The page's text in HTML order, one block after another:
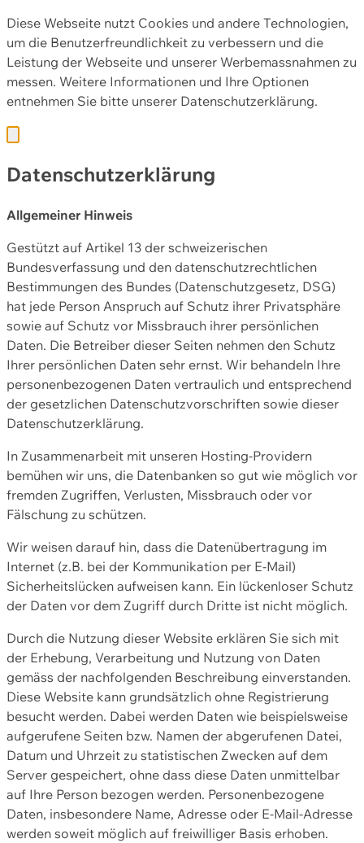
Diese Webseite nutzt Cookies und andere Technologien,
um die Benutzerfreundlichkeit zu verbessern und die
Leistung der Webseite und unserer Werbemassnahmen zu
messen. Weitere Informationen und Ihre Optionen
entnehmen Sie bitte unserer Datenschutzerklärung.
Datenschutzerklärung
Allgemeiner Hinweis
Gestützt auf Artikel 13 der schweizerischen
Bundesverfassung und den datenschutzrechtlichen
Bestimmungen des Bundes (Datenschutzgesetz, DSG)
hat jede Person Anspruch auf Schutz ihrer Privatsphäre
sowie auf Schutz vor Missbrauch ihrer persönlichen
Daten. Die Betreiber dieser Seiten nehmen den Schutz
Ihrer persönlichen Daten sehr ernst. Wir behandeln Ihre
personenbezogenen Daten vertraulich und entsprechend
der gesetzlichen Datenschutzvorschriften sowie dieser
Datenschutzerklärung.
In Zusammenarbeit mit unseren Hosting-Providern
bemühen wir uns, die Datenbanken so gut wie möglich vor
fremden Zugriffen, Verlusten, Missbrauch oder vor
Fälschung zu schützen.
Wir weisen darauf hin, dass die Datenübertragung im
Internet (z.B. bei der Kommunikation per E-Mail)
Sicherheitslücken aufweisen kann. Ein lückenloser Schutz
der Daten vor dem Zugriff durch Dritte ist nicht möglich.
Durch die Nutzung dieser Website erklären Sie sich mit
der Erhebung, Verarbeitung und Nutzung von Daten
gemäss der nachfolgenden Beschreibung einverstanden.
Diese Website kann grundsätzlich ohne Registrierung
besucht werden. Dabei werden Daten wie beispielsweise
aufgerufene Seiten bzw. Namen der abgerufenen Datei,
Datum und Uhrzeit zu statistischen Zwecken auf dem
Server gespeichert, ohne dass diese Daten unmittelbar
auf Ihre Person bezogen werden. Personenbezogene
Daten, insbesondere Name, Adresse oder E-Mail-Adresse
werden soweit möglich auf freiwilliger Basis erhoben.